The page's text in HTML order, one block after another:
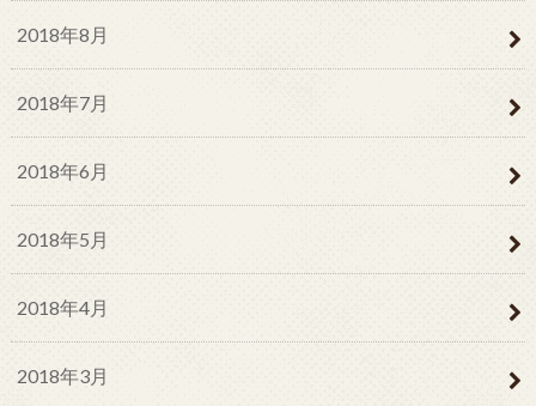
2018年8月
2018年7月
2018年6月
2018年5月
2018年4月
2018年3月